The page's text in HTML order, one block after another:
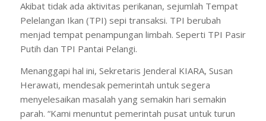
Akibat tidak ada aktivitas perikanan, sejumlah Tempat
Pelelangan Ikan (TPI) sepi transaksi. TPI berubah
menjad tempat penampungan limbah. Seperti TPI Pasir
Putih dan TPI Pantai Pelangi.
Menanggapi hal ini, Sekretaris Jenderal KIARA, Susan
Herawati, mendesak pemerintah untuk segera
menyelesaikan masalah yang semakin hari semakin
parah. “Kami menuntut pemerintah pusat untuk turun